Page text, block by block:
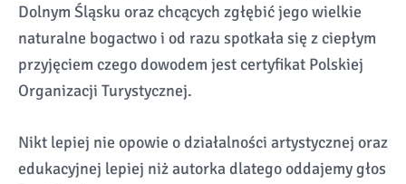
Dolnym Śląsku oraz chcących zgłębić jego wielkie
naturalne bogactwo i od razu spotkała się z ciepłym
przyjęciem czego dowodem jest certyfikat Polskiej
Organizacji Turystycznej.
Nikt lepiej nie opowie o działalności artystycznej oraz
edukacyjnej lepiej niż autorka dlatego oddajemy głos